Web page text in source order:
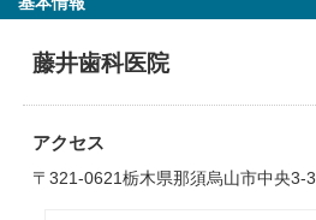
藤井歯科医院
アクセス
〒321-0621栃木県那須烏山市中央3-